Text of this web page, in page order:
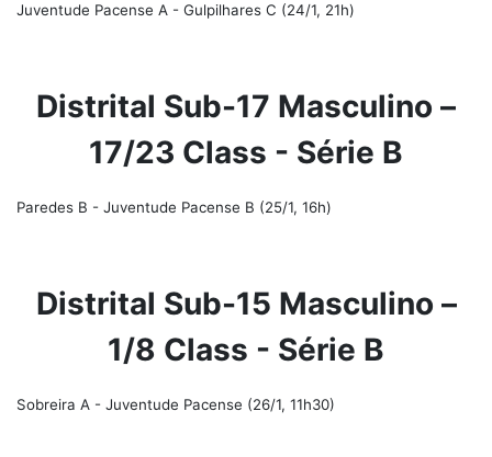
Juventude Pacense A - Gulpilhares C (24/1, 21h)
Distrital Sub-17 Masculino –
17/23 Class - Série B
Paredes B - Juventude Pacense B (25/1, 16h)
Distrital Sub-15 Masculino –
1/8 Class - Série B
Sobreira A - Juventude Pacense (26/1, 11h30)